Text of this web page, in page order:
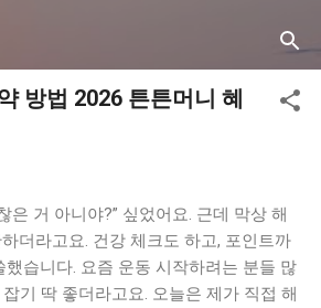
방법 2026 튼튼머니 혜
은 거 아니야?” 싶었어요. 근데 막상 해
더라고요. 건강 체크도 하고, 포인트까
습니다. 요즘 운동 시작하려는 분들 많
기 딱 좋더라고요. 오늘은 제가 직접 해